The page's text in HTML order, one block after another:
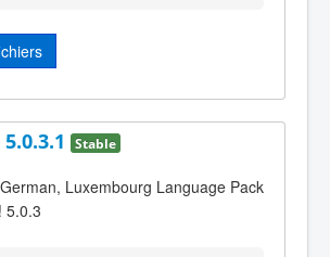
Stable
Luxembourg Language Pack
5.0.3